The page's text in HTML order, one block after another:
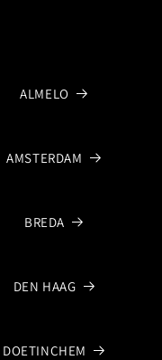
ALMELO
AMSTERDAM
BREDA
DEN HAAG
DOETINCHEM